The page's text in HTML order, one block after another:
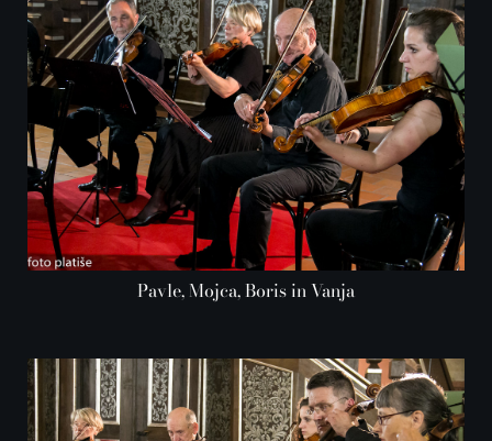
Pavle, Mojca, Boris in Vanja